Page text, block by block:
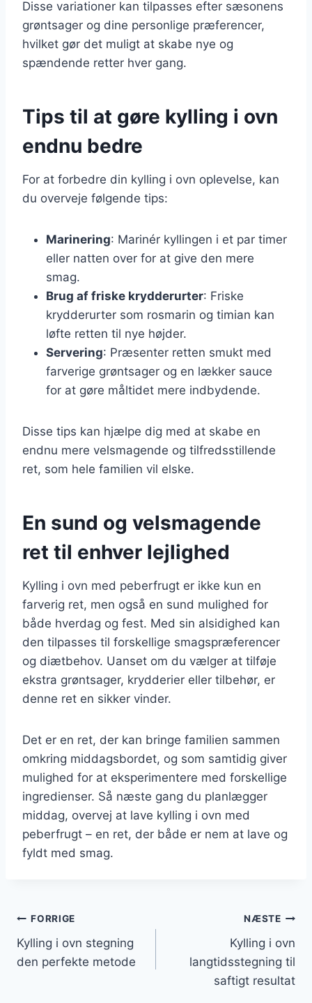
Disse variationer kan tilpasses efter sæsonens
grøntsager og dine personlige præferencer,
hvilket gør det muligt at skabe nye og
spændende retter hver gang.
Tips til at gøre kylling i ovn
endnu bedre
For at forbedre din kylling i ovn oplevelse, kan
du overveje følgende tips:
Marinering: Marinér kyllingen i et par timer
eller natten over for at give den mere
smag.
Brug af friske krydderurter: Friske
krydderurter som rosmarin og timian kan
løfte retten til nye højder.
Servering: Præsenter retten smukt med
farverige grøntsager og en lækker sauce
for at gøre måltidet mere indbydende.
Disse tips kan hjælpe dig med at skabe en
endnu mere velsmagende og tilfredsstillende
ret, som hele familien vil elske.
En sund og velsmagende
ret til enhver lejlighed
Kylling i ovn med peberfrugt er ikke kun en
farverig ret, men også en sund mulighed for
både hverdag og fest. Med sin alsidighed kan
den tilpasses til forskellige smagspræferencer
og diætbehov. Uanset om du vælger at tilføje
ekstra grøntsager, krydderier eller tilbehør, er
denne ret en sikker vinder.
Det er en ret, der kan bringe familien sammen
omkring middagsbordet, og som samtidig giver
mulighed for at eksperimentere med forskellige
ingredienser. Så næste gang du planlægger
middag, overvej at lave kylling i ovn med
peberfrugt – en ret, der både er nem at lave og
fyldt med smag.
Indlægsnavigation
FORRIGE
Kylling i ovn stegning
den perfekte metode
NÆSTE
Kylling i ovn
langtidsstegning til
saftigt resultat